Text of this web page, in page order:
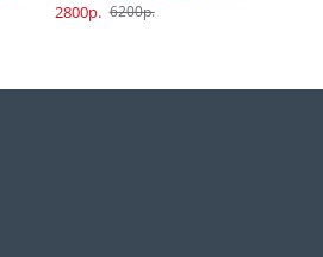
2800р. 6200р.